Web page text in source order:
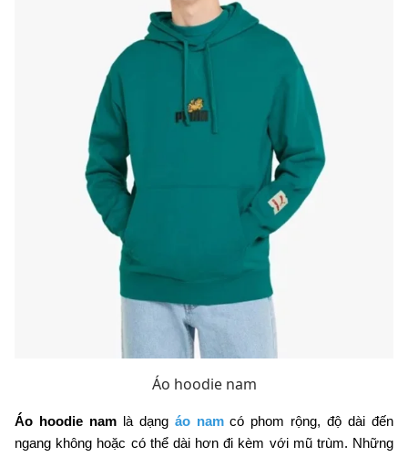
Áo hoodie nam
Áo hoodie namlà dạng áo namcó phom rộng, độ dài đến
ngang không hoặc có thể dài hơn đi kèm với mũ trùm. Những